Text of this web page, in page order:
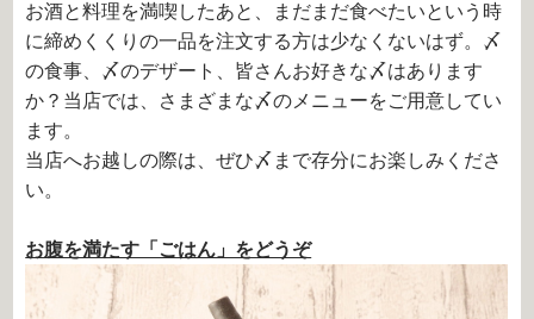
お酒と料理を満喫したあと、まだまだ食べたいという時
に締めくくりの一品を注文する方は少なくないはず。〆
の食事、〆のデザート、皆さんお好きな〆はあります
か？当店では、さまざまな〆のメニューをご用意してい
ます。
当店へお越しの際は、ぜひ〆まで存分にお楽しみくださ
い。
お腹を満たす「ごはん」をどうぞ